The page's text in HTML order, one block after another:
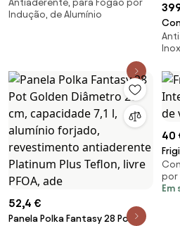
conjunto de 3
Antiaderente, para Fogão por
Indução, de Alumínio
Inox
52,4 €
Panela Polka Fantasy 28 Pot
40
26
por
Em